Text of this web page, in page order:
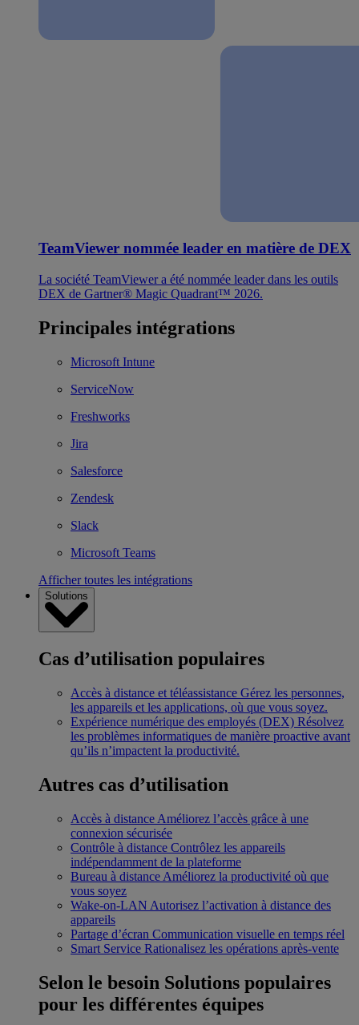
TeamViewer nommée leader en matière de DEX
La société TeamViewer a été nommée leader dans les outils
DEX de Gartner® Magic Quadrant™ 2026.
Principales intégrations
Microsoft Intune
ServiceNow
Freshworks
Jira
Salesforce
Zendesk
Slack
Microsoft Teams
Afficher toutes les intégrations
Solutions
Cas d’utilisation populaires
Accès à distance et téléassistance Gérez les personnes,
les appareils et les applications, où que vous soyez.
Expérience numérique des employés (DEX) Résolvez
les problèmes informatiques de manière proactive avant
qu’ils n’impactent la productivité.
Autres cas d’utilisation
Accès à distance Améliorez l’accès grâce à une
connexion sécurisée
Contrôle à distance Contrôlez les appareils
indépendamment de la plateforme
Bureau à distance Améliorez la productivité où que
vous soyez
Wake-on-LAN Autorisez l’activation à distance des
appareils
Partage d’écran Communication visuelle en temps réel
Smart Service Rationalisez les opérations après-vente
Selon le besoin Solutions populaires
pour les différentes équipes